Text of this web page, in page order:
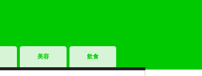
美容 飲食